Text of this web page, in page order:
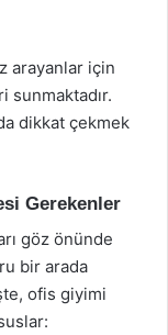
arayanlar için
sunmaktadır.
dikkat çekmek
Gerekenler
göz önünde
bir arada
ofis giyimi